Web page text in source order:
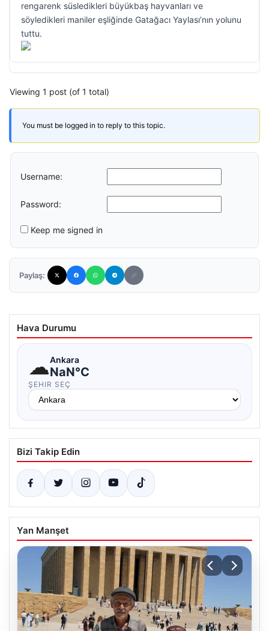
rengarenk süsledikleri büyükbaş hayvanları ve
söyledikleri maniler eşliğinde Gatağacı Yaylası’nın yolunu
tuttu.
Viewing 1 post (of 1 total)
You must be logged in to reply to this topic.
Username:
Password:
Keep me signed in
Paylaş:
Hava Durumu
☁Ankara
NaN°C
ŞEHIR SEÇ
Bizi Takip Edin
Yan Manşet